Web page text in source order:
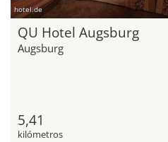
hotel.de
QU Hotel Augsburg
Augsburg
5,41
kilómetros